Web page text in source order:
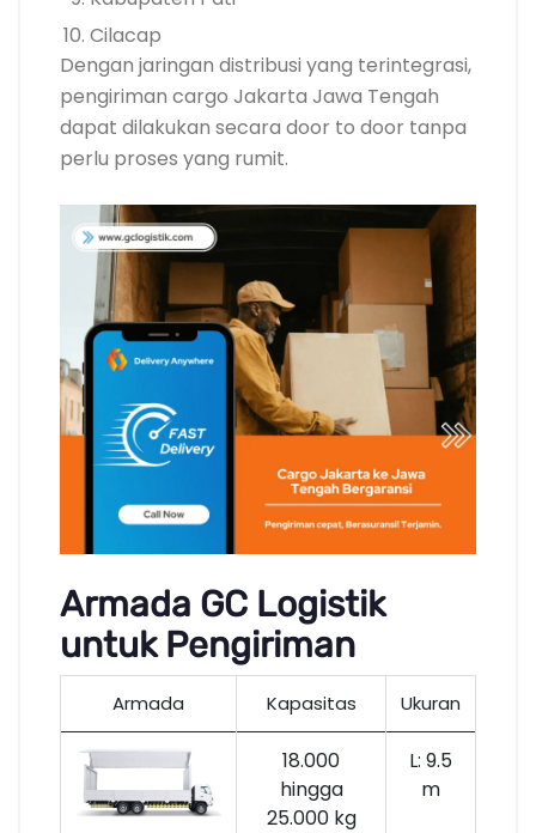
Cilacap
Dengan jaringan distribusi yang terintegrasi,
pengiriman cargo Jakarta Jawa Tengah
dapat dilakukan secara door to door tanpa
perlu proses yang rumit.
Armada GC Logistik
untuk Pengiriman
Armada Kapasitas Ukuran
18.000
hingga
25.000 kg
L: 9.5
m